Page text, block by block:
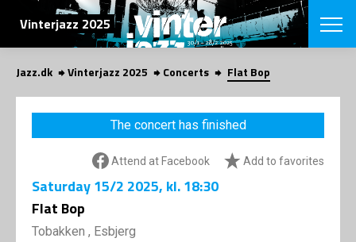
SEARCH
Vinterjazz 2025
Danish
CHOOSE
COPENHAGEN
Concerts
Jazz.dk Vinterjazz 2025 Concerts Flat Bop
The concert has finished
Attend at Facebook Add to favorites
Saturday15/2 2025, kl. 18:30
Flat Bop
Tobakken , Esbjerg